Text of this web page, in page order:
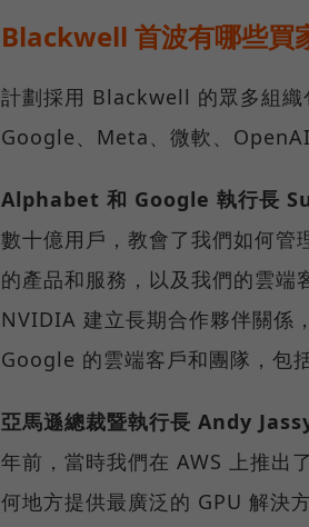
Blackwell 首波有哪些買
計劃採用 Blackwell 的眾多組織
Google、Meta、微軟、
Alphabet 和 Google 執行長
數十億用戶，教會了我們如何管
的產品和服務，以及我們的雲端
NVIDIA 建立長期合作夥伴關係
Google 的雲端客戶和團隊，包
亞馬遜總裁暨執行長 Andy
年前，當時我們在 AWS 上推出
何地方提供最廣泛的 GPU 解決